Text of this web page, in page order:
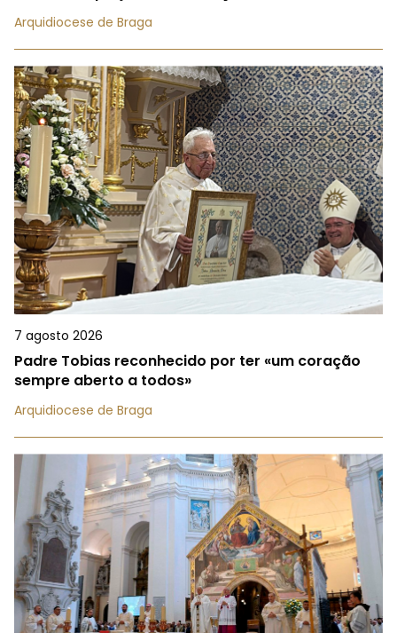
Arquidiocese de Braga
7 agosto 2026
Padre Tobias reconhecido por ter «um coração
sempre aberto a todos»
Arquidiocese de Braga